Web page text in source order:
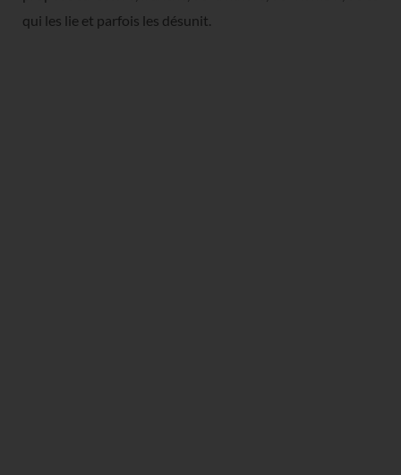
qui les lie et parfois les désunit.